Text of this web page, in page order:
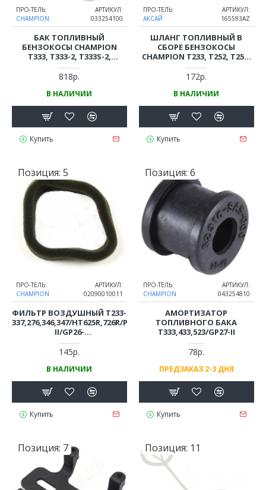
ПРО-ТЕЛЬ:
CHAMPION
АРТИКУЛ:
033254100
БАК ТОПЛИВНЫЙ
БЕНЗОКОСЫ CHAMPION
T333, T333-2, T333S-2,
МОТОПОМПЫ GP27-II
(КОМПЛЕКТ)
818р.
В НАЛИЧИИ
Купить
ПРО-ТЕЛЬ:
АКСАЙ
АРТИКУЛ:
165593AZ
ШЛАНГ ТОПЛИВНЫЙ В
СБОРЕ БЕНЗОКОСЫ
CHAMPION T233, T252, T256,
T262, T263, Т333, Т433-T527,
GP27-II
172р.
В НАЛИЧИИ
Купить
Позиция: 5
ПРО-ТЕЛЬ:
CHAMPION
АРТИКУЛ:
02090010011
ФИЛЬТР ВОЗДУШНЫЙ T233-
337,276,346,347/HT625R,726R/PP126/GP25-
II/GP26-
II/PS226/GB226,GBV326
145р.
В НАЛИЧИИ
Купить
Позиция: 6
ПРО-ТЕЛЬ:
CHAMPION
АРТИКУЛ:
043254810
АМОРТИЗАТОР
ТОПЛИВНОГО БАКА
T333,433,523/GP27-II
78р.
ПРЕДЗАКАЗ 2-3 ДНЯ
Купить
Позиция: 7 Позиция: 11